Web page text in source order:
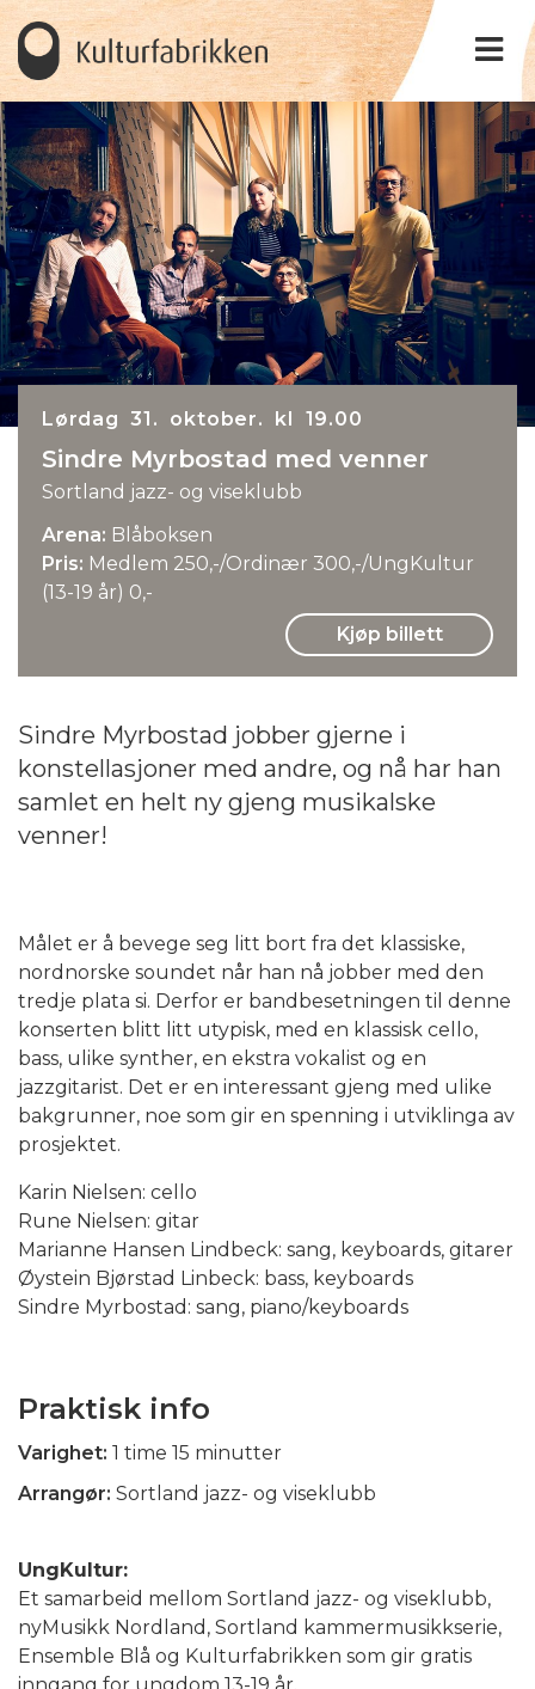
Lørdag 31. oktober. kl 19.00
Sindre Myrbostad med venner
Sortland jazz- og viseklubb
Arena: Blåboksen
Pris: Medlem 250,-/Ordinær 300,-/UngKultur
(13-19 år) 0,-
Kjøp billett
Sindre Myrbostad jobber gjerne i
konstellasjoner med andre, og nå har han
samlet en helt ny gjeng musikalske
venner!
Målet er å bevege seg litt bort fra det klassiske,
nordnorske soundet når han nå jobber med den
tredje plata si. Derfor er bandbesetningen til denne
konserten blitt litt utypisk, med en klassisk cello,
bass, ulike synther, en ekstra vokalist og en
jazzgitarist. Det er en interessant gjeng med ulike
bakgrunner, noe som gir en spenning i utviklinga av
prosjektet.
Karin Nielsen: cello
Rune Nielsen: gitar
Marianne Hansen Lindbeck: sang, keyboards, gitarer
Øystein Bjørstad Linbeck: bass, keyboards
Sindre Myrbostad: sang, piano/keyboards
Praktisk info
Varighet: 1 time 15 minutter
Arrangør: Sortland jazz- og viseklubb
UngKultur:
Et samarbeid mellom Sortland jazz- og viseklubb,
nyMusikk Nordland, Sortland kammermusikkserie,
Ensemble Blå og Kulturfabrikken som gir gratis